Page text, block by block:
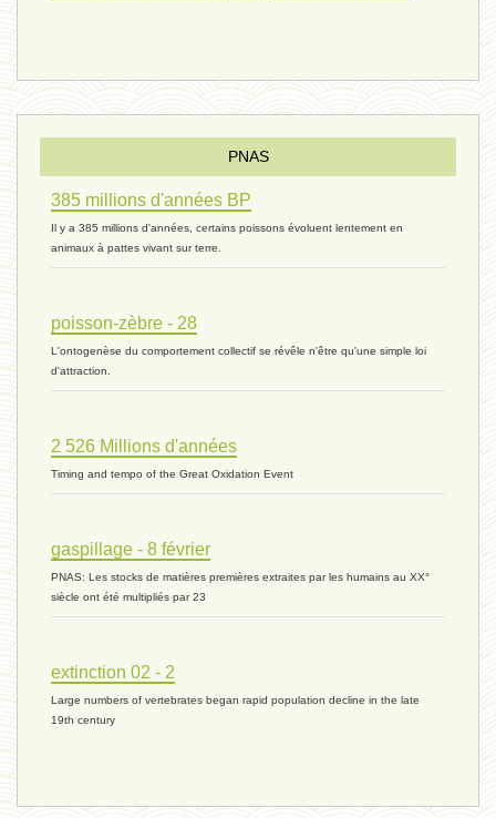
monogamie 03 - 21 novembre 2023 *
évolution 06 - 9 novembre 2023 *
vivant 07 - 22 octobre 2023 *
vivant 06 - 19 octobre 2023 *
externalité - 29 septembre 2023 *
PNAS
385 millions d'années BP
Il y a 385 millions d'années, certains poissons évoluent lentement en
animaux à pattes vivant sur terre.
poisson-zèbre - 28
L'ontogenèse du comportement collectif se révêle n'être qu'une simple loi
d'attraction.
2 526 Millions d'années
Timing and tempo of the Great Oxidation Event
gaspillage - 8 février
PNAS: Les stocks de matières premières extraites par les humains au XX°
siècle ont été multipliés par 23
extinction 02 - 2
Large numbers of vertebrates began rapid population decline in the late
19th century